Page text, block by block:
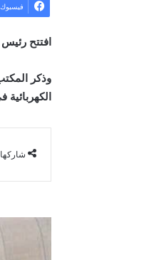
فيسبوك
افتتح
وذكر
شاركها